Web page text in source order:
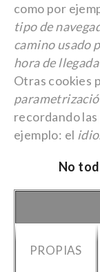
como por
tipo de
camino usado
hora de
Otras cookies
recordando
ejemplo: el
No
PROPIAS